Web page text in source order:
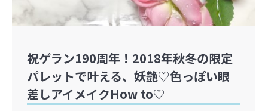
祝ゲラン190周年！2018年秋冬の限定
パレットで叶える、妖艶♡色っぽい眼
差しアイメイクHow to♡